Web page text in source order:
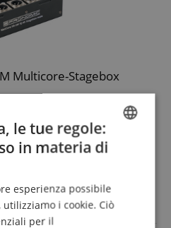
Multicore-Stagebox
e pratica
analogici o digitali tramite
combinabili a piacere
cavi schermati a partire da Cat5
25,90 €
IVA.incl. +spedizione (IT)
ENGLISH
le tue regole:
in materia di
esperienza possibile
i cookie. Ciò
per il